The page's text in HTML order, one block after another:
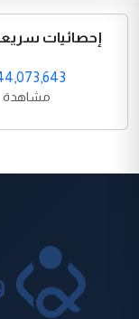
إحصائيات
مشاهدة